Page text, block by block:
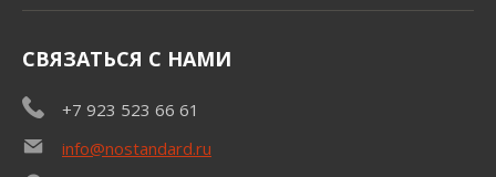
СВЯЗАТЬСЯ С НАМИ
+7 923 523 66 61
info@nostandard.ru